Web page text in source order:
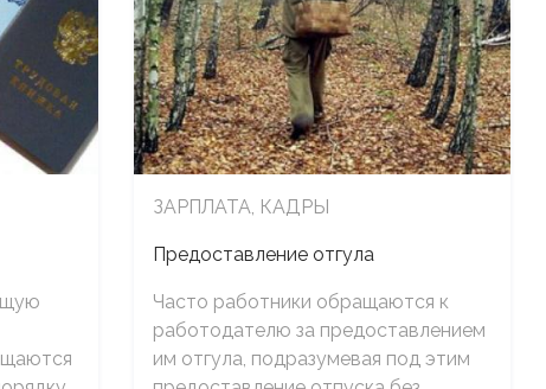
ЗАРПЛАТА, КАДРЫ
Предоставление отгула
Часто работники обращаются к
работодателю за предоставлением
им отгула, подразумевая под этим